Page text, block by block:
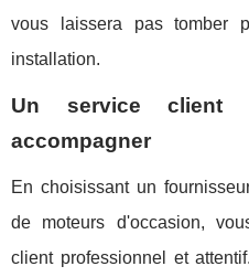
vous laissera pas tomber
installation.
Un service client
accompagner
En choisissant un
de moteurs d'occasion,
client professionnel et